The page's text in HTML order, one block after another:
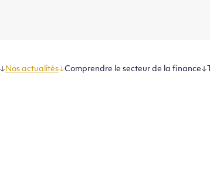
Nos actualités Comprendre le secteur de la finance